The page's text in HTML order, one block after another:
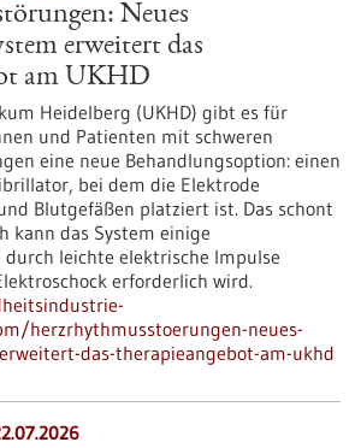
Neues
erweitert das
am UKHD
Heidelberg (UKHD) gibt es für
und Patienten mit schweren
eine neue Behandlungsoption: einen
bei dem die Elektrode
Blutgefäßen platziert ist. Das schont
kann das System einige
leichte elektrische Impulse
erforderlich wird.
herzrhythmusstoerungen-neues-
das-therapieangebot-am-ukhd